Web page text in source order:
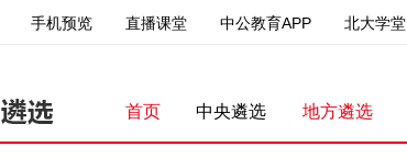
手机预览 直播课堂 中公教育APP 北大学堂
首页 中央遴选 地方遴选